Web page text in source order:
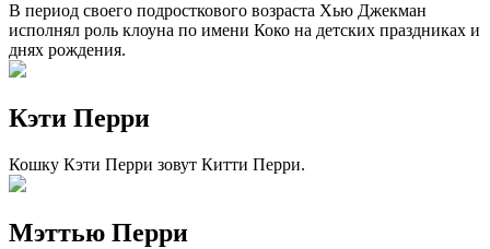
В период своего подросткового возраста Хью Джекман
исполнял роль клоуна по имени Коко на детских праздниках и
днях рождения.
Кэти Перри
Кошку Кэти Перри зовут Китти Перри.
Мэттью Перри